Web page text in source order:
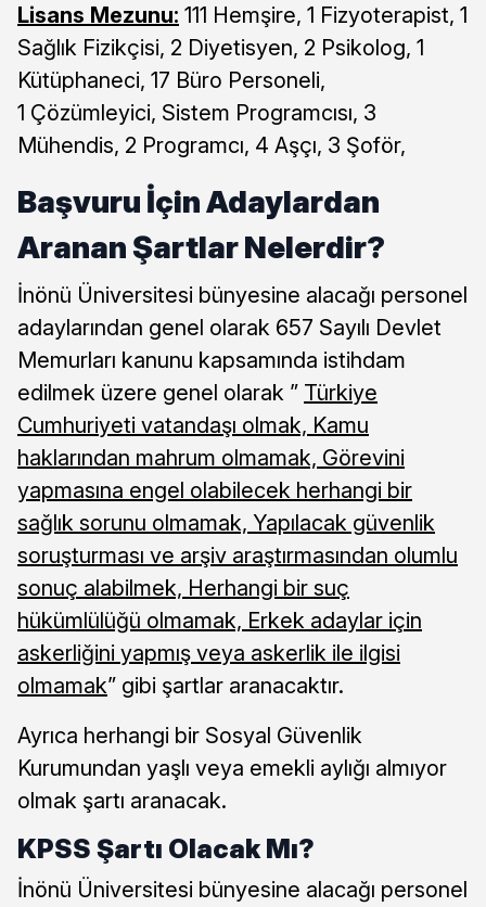
Lisans Mezunu: 111 Hemşire, 1 Fizyoterapist, 1
Sağlık Fizikçisi, 2 Diyetisyen, 2 Psikolog, 1
Kütüphaneci, 17 Büro Personeli,
1 Çözümleyici, Sistem Programcısı, 3
Mühendis, 2 Programcı, 4 Aşçı, 3 Şoför,
Başvuru İçin Adaylardan
Aranan Şartlar Nelerdir?
İnönü Üniversitesi bünyesine alacağı personel
adaylarından genel olarak 657 Sayılı Devlet
Memurları kanunu kapsamında istihdam
edilmek üzere genel olarak ” Türkiye
Cumhuriyeti vatandaşı olmak, Kamu
haklarından mahrum olmamak, Görevini
yapmasına engel olabilecek herhangi bir
sağlık sorunu olmamak, Yapılacak güvenlik
soruşturması ve arşiv araştırmasından olumlu
sonuç alabilmek, Herhangi bir suç
hükümlülüğü olmamak, Erkek adaylar için
askerliğini yapmış veya askerlik ile ilgisi
olmamak” gibi şartlar aranacaktır.
Ayrıca herhangi bir Sosyal Güvenlik
Kurumundan yaşlı veya emekli aylığı almıyor
olmak şartı aranacak.
KPSS Şartı Olacak Mı?
İnönü Üniversitesi bünyesine alacağı personel